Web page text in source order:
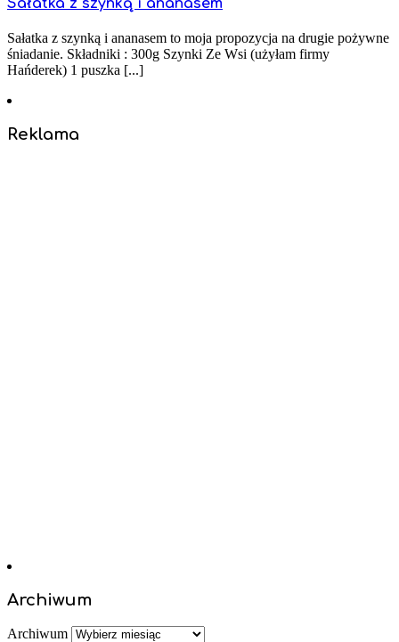
Sałatka z szynką i ananasem
Sałatka z szynką i ananasem to moja propozycja na drugie pożywne
śniadanie. Składniki : 300g Szynki Ze Wsi (użyłam firmy
Hańderek) 1 puszka [...]
Reklama
Archiwum
Archiwum